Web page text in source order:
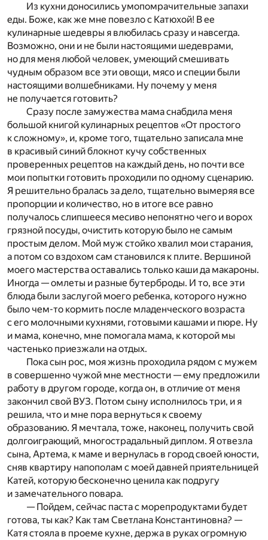
Из кухни доносились умопомрачительные запахи
еды. Боже, как же мне повезло с Катюхой! В ее
кулинарные шедевры я влюбилась сразу и навсегда.
Возможно, они и не были настоящими шедеврами,
но для меня любой человек, умеющий смешивать
чудным образом все эти овощи, мясо и специи были
настоящими волшебниками. Ну почему у меня
не получается готовить?
Сразу после замужества мама снабдила меня
большой книгой кулинарных рецептов «От простого
к сложному», и, кроме того, тщательно записала мне
в красивый синий блокнот кучу собственных
проверенных рецептов на каждый день, но почти все
мои попытки готовить проходили по одному сценарию.
Я решительно бралась за дело, тщательно вымеряя все
пропорции и количество, но в итоге все равно
получалось слипшееся месиво непонятно чего и ворох
грязной посуды, очистить которую было не самым
простым делом. Мой муж стойко хвалил мои старания,
а потом со вздохом сам становился к плите. Вершиной
моего мастерства оставались только каши да макароны.
Иногда — омлеты и разные бутерброды. И то, все эти
блюда были заслугой моего ребенка, которого нужно
было чем-то кормить после младенческого возраста
с его молочными кухнями, готовыми кашами и пюре. Ну
и мама, конечно, мне помогала мама, к которой мы
частенько приезжали на отдых.
Пока сын рос, моя жизнь проходила рядом с мужем
в совершенно чужой мне местности — ему предложили
работу в другом городе, когда он, в отличие от меня
закончил свой ВУЗ. Потом сыну исполнилось три, и я
решила, что и мне пора вернуться к своему
образованию. Я мечтала, тоже, наконец, получить свой
долгоиграющий, многострадальный диплом. Я отвезла
сына, Артема, к маме и вернулась в город своей юности,
сняв квартиру напополам с моей давней приятельницей
Катей, которую бесконечно ценила как подругу
и замечательного повара.
— Пойдем, сейчас паста с морепродуктами будет
готова, ты как? Как там Светлана Константиновна? —
Катя стояла в проеме кухне, держа в руках огромную